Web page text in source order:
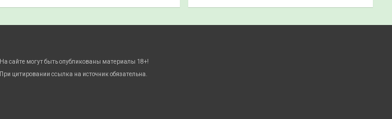
На сайте могут быть опубликованы материалы 18+!
При цитировании ссылка на источник обязательна.